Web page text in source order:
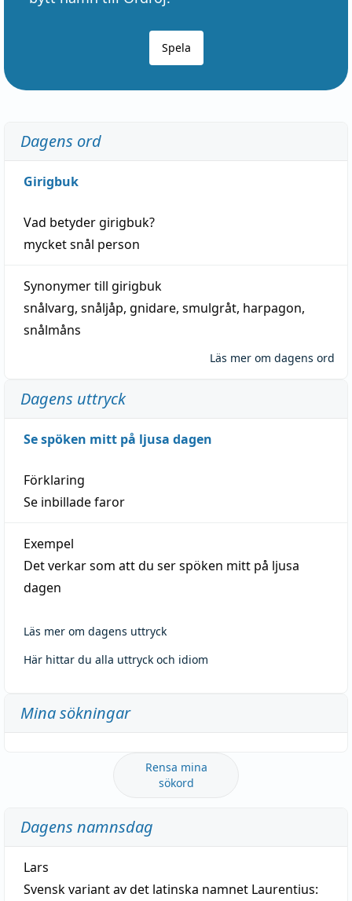
Spela
Dagens ord
Girigbuk
Vad betydergirigbuk?
mycketsnål person
Synonymer till girigbuk
snålvarg, snåljåp, gnidare, smulgråt, harpagon,
snålmåns
Läs mer om dagens ord
Dagens uttryck
Se spöken mitt på ljusa dagen
Förklaring
Se inbillade faror
Exempel
Det verkar som att du ser spöken mitt på ljusa
dagen
Läs mer om dagens uttryck
Här hittar du alla uttryck och idiom
Mina sökningar
Rensa mina
sökord
Dagens namnsdag
Lars
Svensk variant av det latinska namnet Laurentius: